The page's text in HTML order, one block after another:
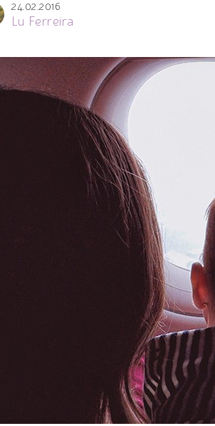
24.02.2016
Lu Ferreira